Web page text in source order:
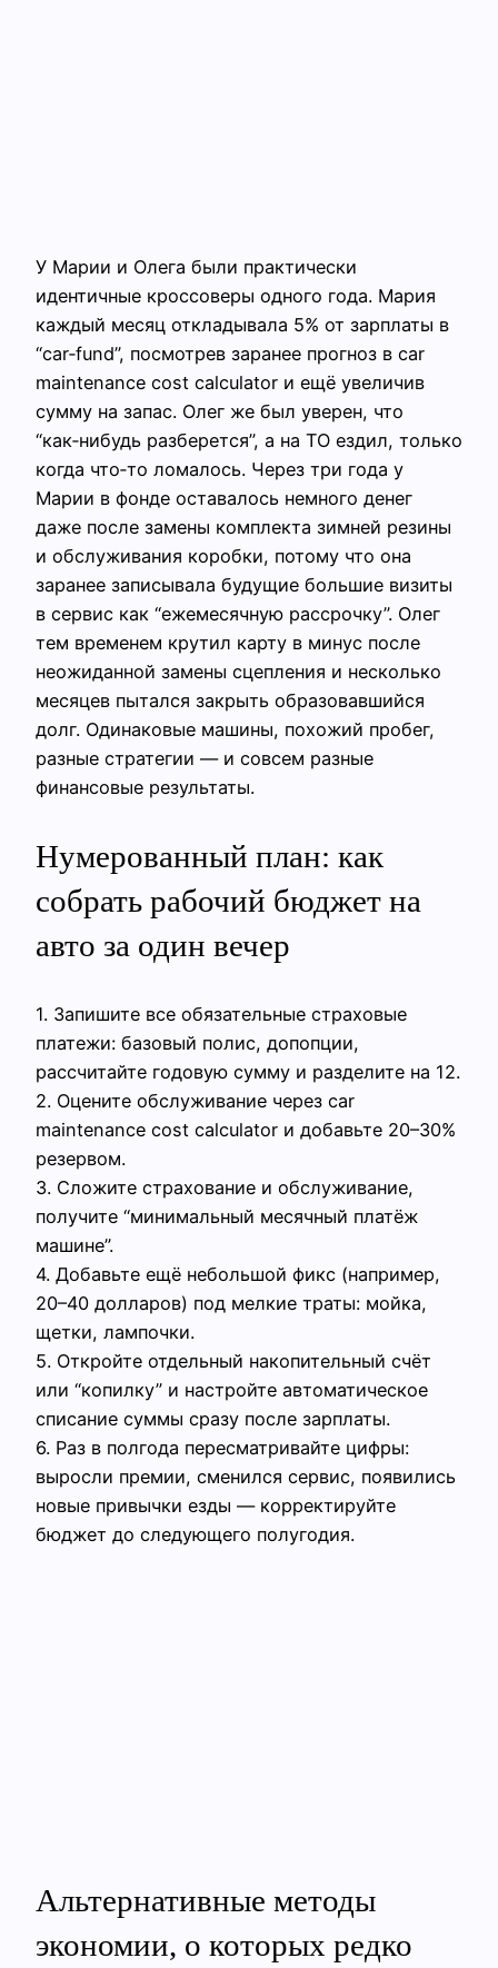
У Марии и Олега были практически
идентичные кроссоверы одного года. Мария
каждый месяц откладывала 5% от зарплаты в
“car‑fund”, посмотрев заранее прогноз в car
maintenance cost calculator и ещё увеличив
сумму на запас. Олег же был уверен, что
“как‑нибудь разберется”, а на ТО ездил, только
когда что‑то ломалось. Через три года у
Марии в фонде оставалось немного денег
даже после замены комплекта зимней резины
и обслуживания коробки, потому что она
заранее записывала будущие большие визиты
в сервис как “ежемесячную рассрочку”. Олег
тем временем крутил карту в минус после
неожиданной замены сцепления и несколько
месяцев пытался закрыть образовавшийся
долг. Одинаковые машины, похожий пробег,
разные стратегии — и совсем разные
финансовые результаты.
Нумерованный план: как
собрать рабочий бюджет на
авто за один вечер
1. Запишите все обязательные страховые
платежи: базовый полис, допопции,
рассчитайте годовую сумму и разделите на 12.
2. Оцените обслуживание через car
maintenance cost calculator и добавьте 20–30%
резервом.
3. Сложите страхование и обслуживание,
получите “минимальный месячный платёж
машине”.
4. Добавьте ещё небольшой фикс (например,
20–40 долларов) под мелкие траты: мойка,
щетки, лампочки.
5. Откройте отдельный накопительный счёт
или “копилку” и настройте автоматическое
списание суммы сразу после зарплаты.
6. Раз в полгода пересматривайте цифры:
выросли премии, сменился сервис, появились
новые привычки езды — корректируйте
бюджет до следующего полугодия.
Альтернативные методы
экономии, о которых редко